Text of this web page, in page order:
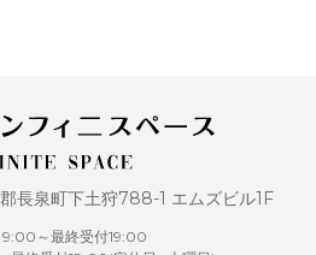
長泉町下土狩788-1 エムズビル1F
9:00～最終受付19:00